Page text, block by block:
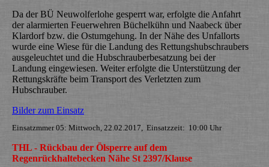
Da der BÜ Neuwolferlohe gesperrt war, erfolgte die Anfahrt
der alarmierten Feuerwehren Büchelkühn und Naabeck über
Klardorf bzw. die Ostumgehung. In der Nähe des Unfallorts
wurde eine Wiese für die Landung des Rettungshubschraubers
ausgeleuchtet und die Hubschrauberbesatzung bei der
Landung eingewiesen. Weiter erfolgte die Unterstützung der
Rettungskräfte beim Transport des Verletzten zum
Hubschrauber.
Bilder zum Einsatz
Einsatzmmer 05: Mittwoch, 22.02.2017, Einsatzzeit: 10:00 Uhr
THL - Rückbau der Ölsperre auf dem
Regenrückhaltebecken Nähe St 2397/Klause